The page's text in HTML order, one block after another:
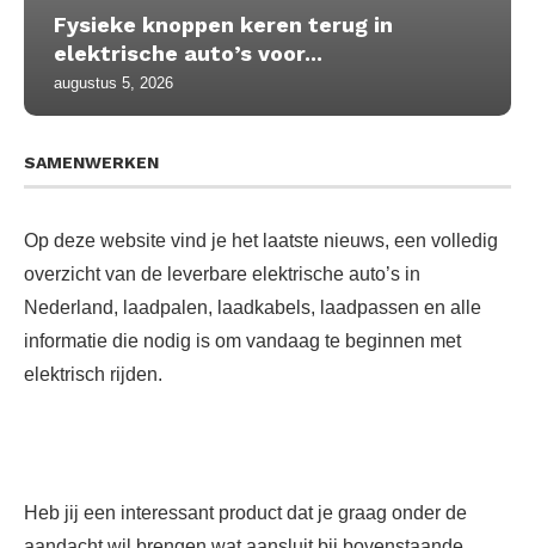
Fysieke knoppen keren terug in
elektrische auto’s voor...
augustus 5, 2026
SAMENWERKEN
Op deze website vind je het laatste nieuws, een volledig
overzicht van de leverbare elektrische auto’s in
Nederland, laadpalen, laadkabels, laadpassen en alle
informatie die nodig is om vandaag te beginnen met
elektrisch rijden.
Heb jij een interessant product dat je graag onder de